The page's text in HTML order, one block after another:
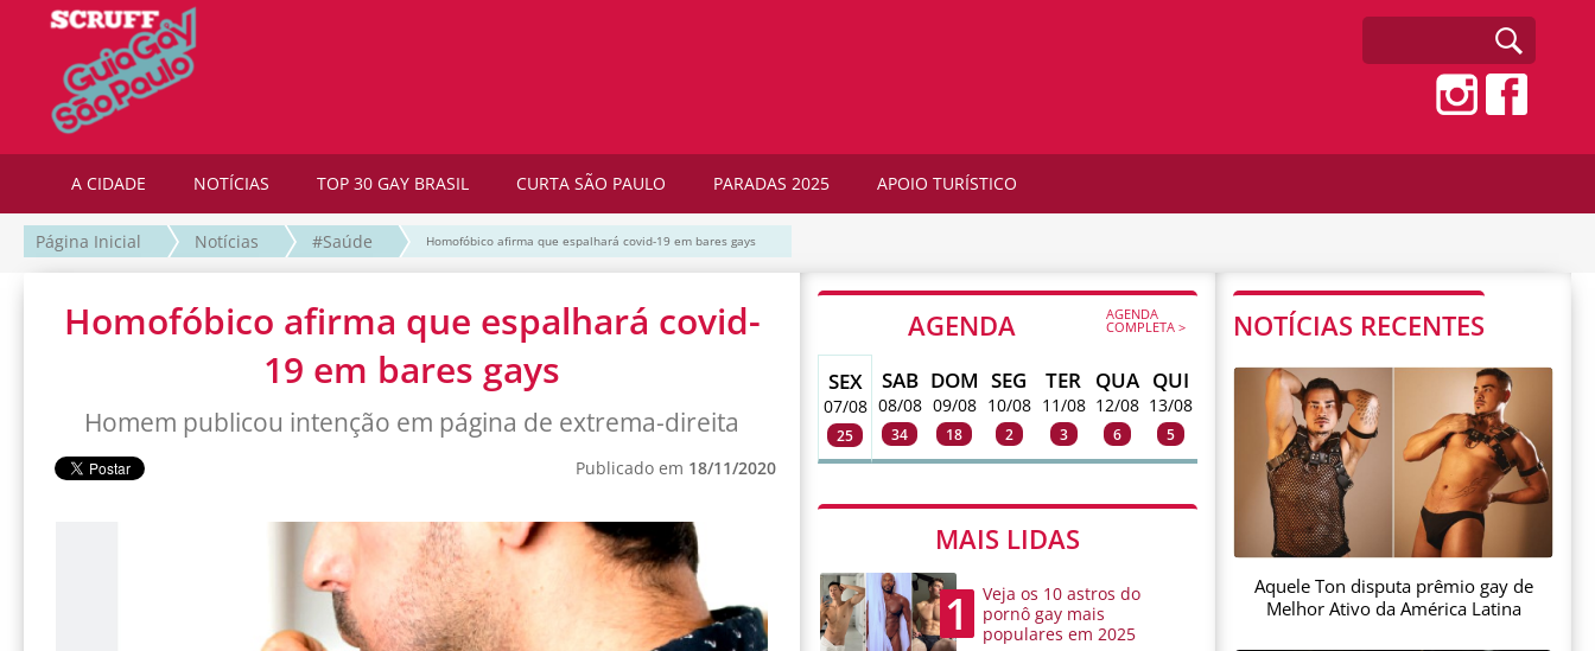
A CIDADE NOTÍCIAS TOP 30 GAY BRASIL CURTA SÃO PAULO PARADAS 2025 APOIO TURÍSTICO
Página Inicial Notícias #Saúde Homofóbico afirma que espalhará covid-19 em bares gays
Homofóbico afirma que espalhará covid-
19 em bares gays
Homem publicou intenção em página de extrema-direita
Publicado em 18/11/2020
AGENDA AGENDA
COMPLETA >
SEX
07/08
25
SAB
08/08
34
DOM
09/08
18
SEG
10/08
2
TER
11/08
3
QUA
12/08
6
QUI
13/08
5
MAIS LIDAS
1
Veja os 10 astros do
pornô gay mais
populares em 2025
NOTÍCIAS RECENTES
Aquele Ton disputa prêmio gay de
Melhor Ativo da América Latina